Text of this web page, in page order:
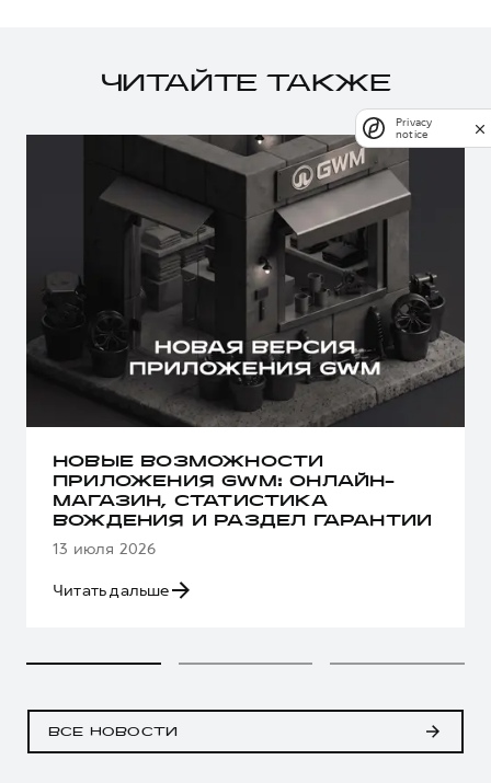
ЧИТАЙТЕ ТАКЖЕ
НОВЫЕ ВОЗМОЖНОСТИ
ПРИЛОЖЕНИЯ GWM: ОНЛАЙН-
МАГАЗИН, СТАТИСТИКА
ВОЖДЕНИЯ И РАЗДЕЛ ГАРАНТИИ
13 июля 2026
Читать дальше
ВСЕ НОВОСТИ
Privacy
notice